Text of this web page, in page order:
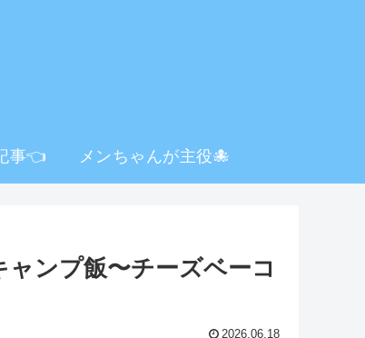
事👈 メンちゃんが主役🐙
ンプ飯〜チーズベーコ
2026.06.18